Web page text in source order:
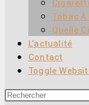
Tabac
Quelle
L’actualité
Contact
Toggle